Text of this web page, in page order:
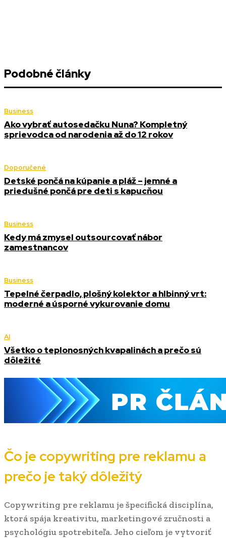
Podobné články
Business
Ako vybrať autosedačku Nuna? Kompletný
sprievodca od narodenia až do 12 rokov
Doporučené
Detské pončá na kúpanie a pláž – jemné a
priedušné pončá pre deti s kapucňou
Business
Kedy má zmysel outsourcovať nábor
zamestnancov
Business
Tepelné čerpadlo, plošný kolektor a hlbinný vrt:
moderné a úsporné vykurovanie domu
AI
Všetko o teplonosných kvapalinách a prečo sú
dôležité
Čo je copywriting pre reklamu a
prečo je taký dôležitý
Copywriting pre reklamu je špecifická disciplína,
ktorá spája kreativitu, marketingové zručnosti a
psychológiu spotrebiteľa. Jeho cieľom je vytvoriť